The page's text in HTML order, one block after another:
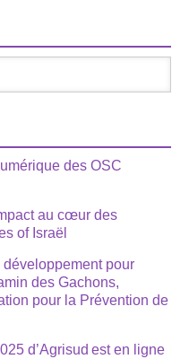
des OSC
au cœur des
of Israël
pour
des Gachons,
pour la Prévention de
d’Agrisud est en ligne